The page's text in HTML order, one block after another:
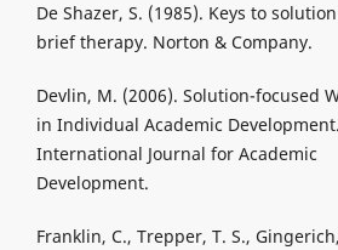
De Shazer, S. (1985). Keys to
brief therapy. Norton & Company.
Devlin, M. (2006). Solution-focused
in Individual Academic Development.
International Journal for Academic
Development.
Franklin, C., Trepper, T. S.,